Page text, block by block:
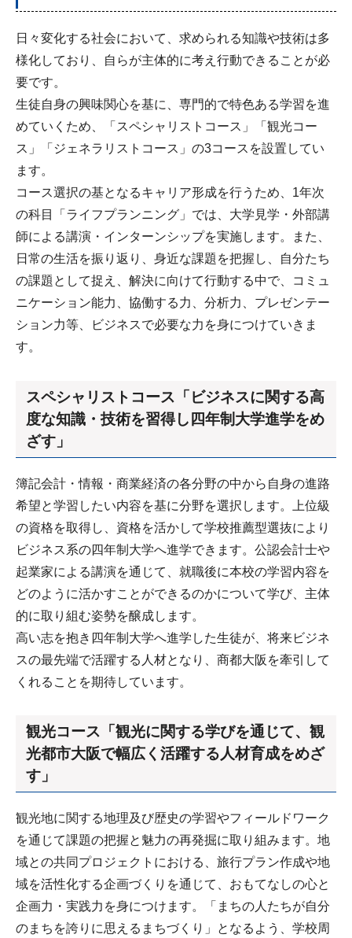
日々変化する社会において、求められる知識や技術は多
様化しており、自らが主体的に考え行動できることが必
要です。
生徒自身の興味関心を基に、専門的で特色ある学習を進
めていくため、「スペシャリストコース」「観光コー
ス」「ジェネラリストコース」の3コースを設置してい
ます。
コース選択の基となるキャリア形成を行うため、1年次
の科目「ライフプランニング」では、大学見学・外部講
師による講演・インターンシップを実施します。また、
日常の生活を振り返り、身近な課題を把握し、自分たち
の課題として捉え、解決に向けて行動する中で、コミュ
ニケーション能力、協働する力、分析力、プレゼンテー
ション力等、ビジネスで必要な力を身につけていきま
す。
スペシャリストコース「ビジネスに関する高
度な知識・技術を習得し四年制大学進学をめ
ざす」
簿記会計・情報・商業経済の各分野の中から自身の進路
希望と学習したい内容を基に分野を選択します。上位級
の資格を取得し、資格を活かして学校推薦型選抜により
ビジネス系の四年制大学へ進学できます。公認会計士や
起業家による講演を通じて、就職後に本校の学習内容を
どのように活かすことができるのかについて学び、主体
的に取り組む姿勢を醸成します。
高い志を抱き四年制大学へ進学した生徒が、将来ビジネ
スの最先端で活躍する人材となり、商都大阪を牽引して
くれることを期待しています。
観光コース「観光に関する学びを通じて、観
光都市大阪で幅広く活躍する人材育成をめざ
す」
観光地に関する地理及び歴史の学習やフィールドワーク
を通じて課題の把握と魅力の再発掘に取り組みます。地
域との共同プロジェクトにおける、旅行プラン作成や地
域を活性化する企画づくりを通じて、おもてなしの心と
企画力・実践力を身につけます。「まちの人たちが自分
のまちを誇りに思えるまちづくり」となるよう、学校周